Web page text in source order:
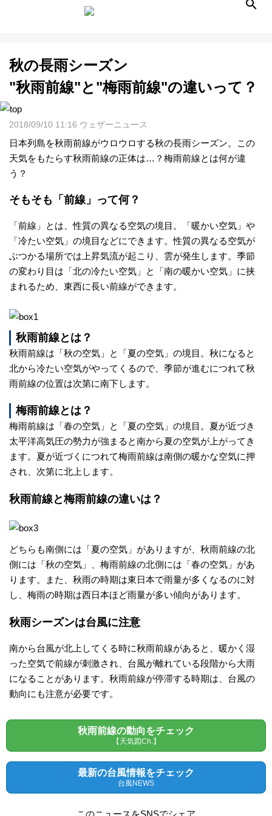
天
報
ラ
イ
ブ
カ
メ
ラ
雨
雲
レ
ー
ダ
ー
衛
星
雲
像
気
秋の長雨シーズン
"秋雨前線"と"梅雨前線"の違いって？
2018/09/10 11:16 ウェザーニュース
日本列島を秋雨前線がウロウロする秋の長雨シーズン。この
天気をもたらす秋雨前線の正体は…？梅雨前線とは何が違
う？
そもそも「前線」って何？
「前線」とは、性質の異なる空気の境目。「暖かい空気」や
「冷たい空気」の境目などにできます。性質の異なる空気が
ぶつかる場所では上昇気流が起こり、雲が発生します。季節
の変わり目は「北の冷たい空気」と「南の暖かい空気」に挟
まれるため、東西に長い前線ができます。
秋雨前線とは？
秋雨前線は「秋の空気」と「夏の空気」の境目。秋になると
北から冷たい空気がやってくるので、季節が進むにつれて秋
雨前線の位置は次第に南下します。
梅雨前線とは？
梅雨前線は「春の空気」と「夏の空気」の境目。夏が近づき
太平洋高気圧の勢力が強まると南から夏の空気が上がってき
ます。夏が近づくにつれて梅雨前線は南側の暖かな空気に押
され、次第に北上します。
秋雨前線と梅雨前線の違いは？
どちらも南側には「夏の空気」がありますが、秋雨前線の北
側には「秋の空気」、梅雨前線の北側には「春の空気」があ
ります。また、秋雨の時期は東日本で雨量が多くなるのに対
し、梅雨の時期は西日本ほど雨量が多い傾向があります。
秋雨シーズンは台風に注意
南から台風が北上してくる時に秋雨前線があると、暖かく湿
った空気で前線が刺激され、台風が離れている段階から大雨
になることがあります。秋雨前線が停滞する時期は、台風の
動向にも注意が必要です。
秋雨前線の動向をチェック
【天気図Ch.】
最新の台風情報をチェック
台風NEWS
このニュースをSNSでシェア